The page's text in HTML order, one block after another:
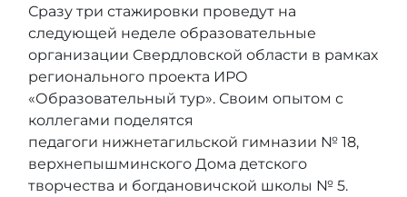
Сразу три стажировки проведут на
следующей неделе образовательные
организации Свердловской области в рамках
регионального проекта ИРО
«Образовательный тур». Своим опытом с
коллегами поделятся
педагоги нижнетагильской гимназии № 18,
верхнепышминского Дома детского
творчества и богдановичской школы № 5.